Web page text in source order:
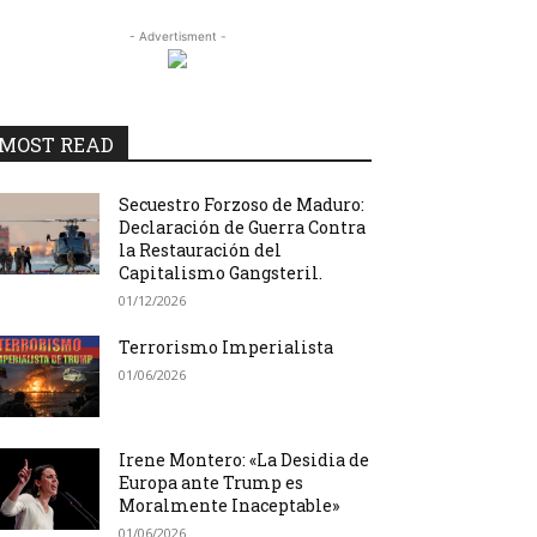
- Advertisment -
READ
Secuestro Forzoso de Maduro:
Declaración de Guerra Contra
la Restauración del
Capitalismo Gangsteril.
01/12/2026
Terrorismo Imperialista
01/06/2026
Irene Montero: «La Desidia de
Europa ante Trump es
Moralmente Inaceptable»
01/06/2026